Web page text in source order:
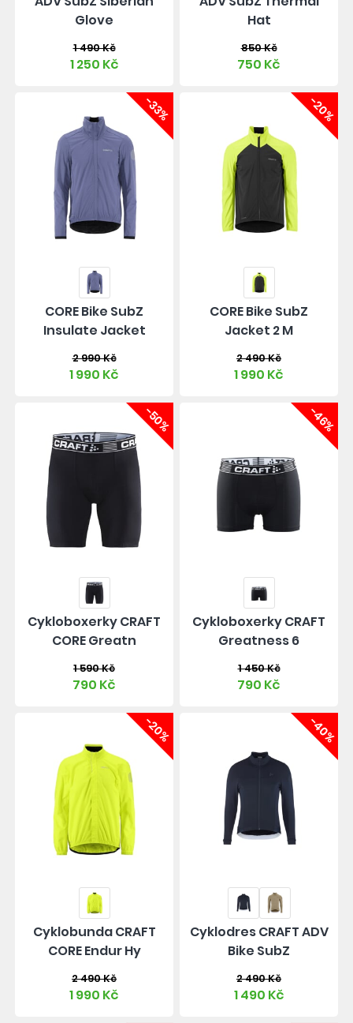
Glove
1 490 Kč
1 250 Kč
Hat
850 Kč
750 Kč
-33%
CORE Bike SubZ
Insulate Jacket
2 990 Kč
1 990 Kč
-20%
CORE Bike SubZ
Jacket 2 M
2 490 Kč
1 990 Kč
-50%
Cykloboxerky CRAFT
CORE Greatn
1 590 Kč
790 Kč
-46%
Cykloboxerky CRAFT
Greatness 6
1 450 Kč
790 Kč
-20%
Cyklobunda CRAFT
CORE Endur Hy
2 490 Kč
1 990 Kč
-40%
Cyklodres CRAFT ADV
Bike SubZ
2 490 Kč
1 490 Kč